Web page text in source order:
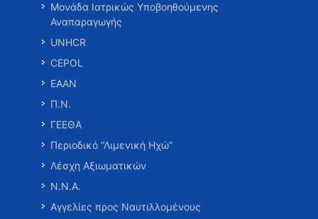
Μονάδα Ιατρικώς Υποβοηθούμενης
Αναπαραγωγής
UNHCR
CEPOL
ΕΑΑΝ
Π.Ν.
ΓΕΕΘΑ
Περιοδικό “Λιμενική Ηχώ”
Λέσχη Αξιωματικών
Ν.Ν.Α.
Αγγελίες προς Ναυτιλλομένους